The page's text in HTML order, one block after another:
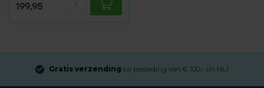
199,95
Gratis verzending bij besteding van € 100,- (in NL)